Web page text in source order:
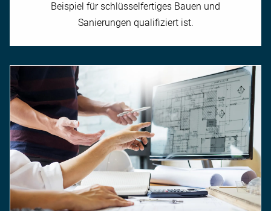
Beispiel für schlüsselfertiges Bauen und
Sanierungen qualifiziert ist.